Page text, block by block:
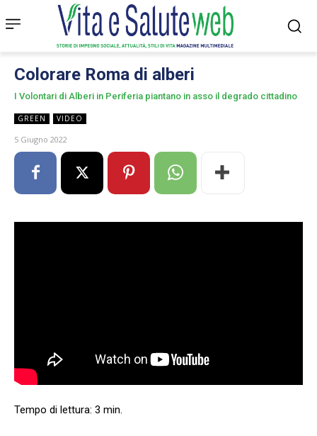
Colorare Roma di alberi
I Volontari di Alberi in Periferia piantano in asso il degrado cittadino
GREEN VIDEO
5 Giugno 2022